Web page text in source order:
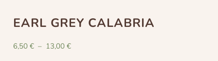
EARL GREY CALABRIA
6,50 € – 13,00 €